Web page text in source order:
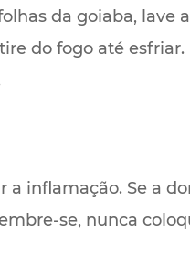
da goiaba,
do fogo até
inflamação. Se a
se, nunca